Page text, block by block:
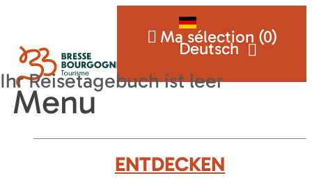
Deutsch
Ma sélection (0)
Menu
ENTDECKEN